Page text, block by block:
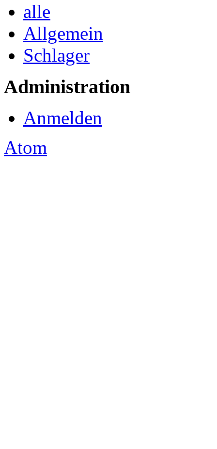
alle
Allgemein
Schlager
Administration
Anmelden
Atom